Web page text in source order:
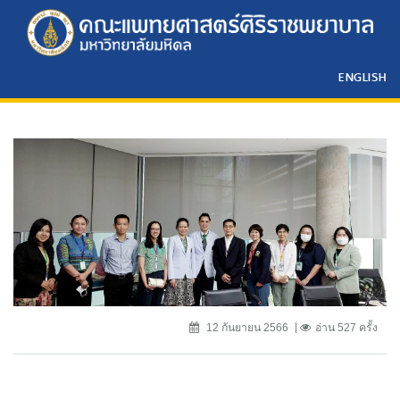
ENGLISH
12 กันยายน 2566 อ่าน 527 ครั้ง